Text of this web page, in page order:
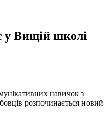
у Вищій школі
навичок з
розпочинається новий